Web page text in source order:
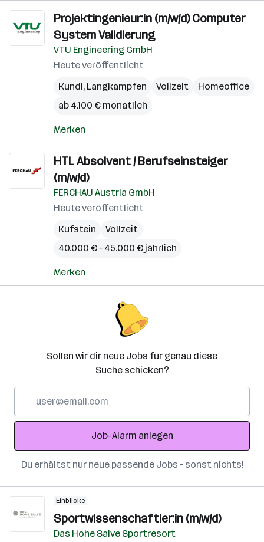
Projektingenieur:in (m/w/d) Computer
System Validierung
VTU Engineering GmbH
Heute veröffentlicht
Kundl, Langkampfen Vollzeit
Homeoffice
ab 4.100 € monatlich
Merken
HTL Absolvent / Berufseinsteiger
(m/w/d)
FERCHAU Austria GmbH
Heute veröffentlicht
Kufstein
Vollzeit
40.000 € – 45.000 € jährlich
Merken
Sollen wir dir neue Jobs für genau diese
Suche schicken?
Adresse
Job-Alarm anlegen
Du erhältst nur neue passende Jobs – sonst nichts!
Einblicke
Sportwissenschaftler:in (m/w/d)
Das Hohe Salve Sportresort